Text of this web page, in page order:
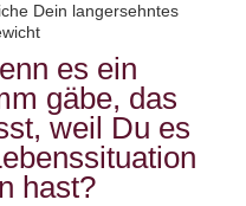
Dein langersehntes
es ein
gäbe, das
weil Du es
hast?